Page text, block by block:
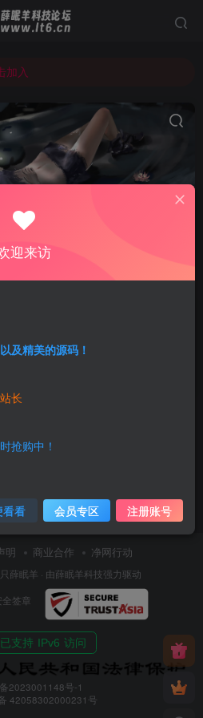
加入
加入
的权益请联系我们
评论
学习笔记
明 商业合作 净网行动
薛眠羊 · 由薛眠羊科技强力驱动
2023001148号-1
42058302000231号
迎来访
及精美的源码！
长
抢购中！
看看 会员专区 注册账号